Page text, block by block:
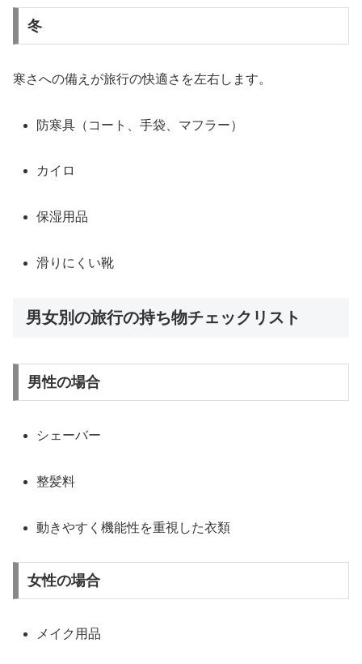
冬
寒さへの備えが旅行の快適さを左右します。
防寒具（コート、手袋、マフラー）
カイロ
保湿用品
滑りにくい靴
男女別の旅行の持ち物チェックリスト
男性の場合
シェーバー
整髪料
動きやすく機能性を重視した衣類
女性の場合
メイク用品